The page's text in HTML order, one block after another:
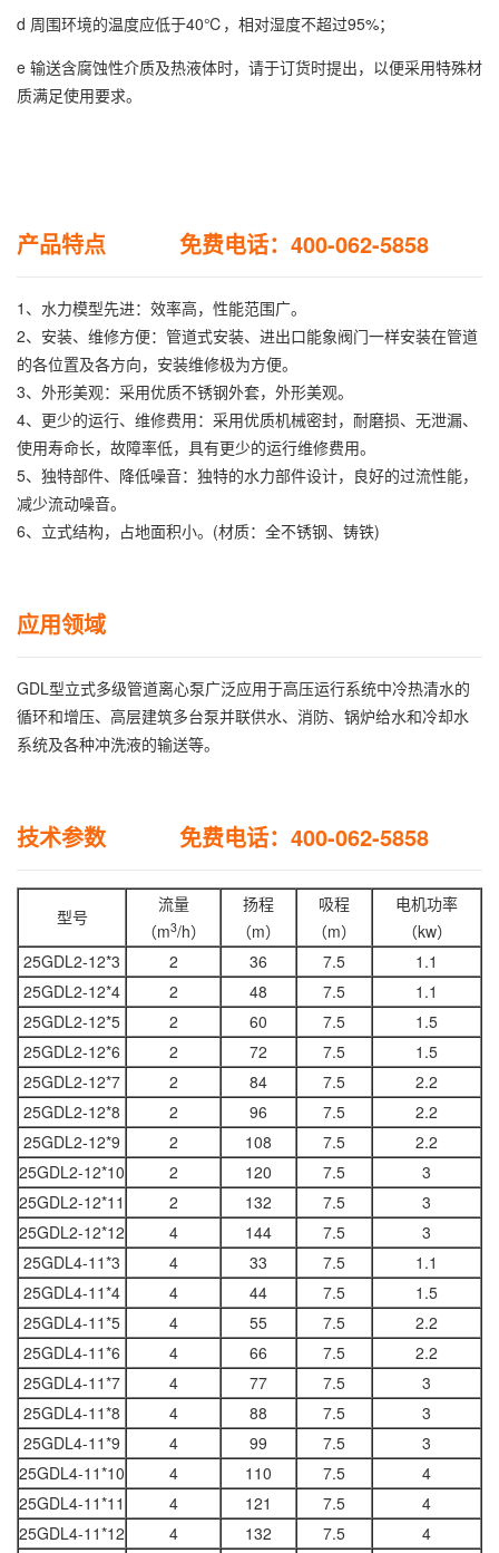
d 周围环境的温度应低于40℃，相对湿度不超过95%；
e 输送含腐蚀性介质及热液体时，请于订货时提出，以便采用特殊材
质满足使用要求。
产品特点 免费电话：400-062-5858
1、水力模型先进：效率高，性能范围广。
2、安装、维修方便：管道式安装、进出口能象阀门一样安装在管道
的各位置及各方向，安装维修极为方便。
3、外形美观：采用优质不锈钢外套，外形美观。
4、更少的运行、维修费用：采用优质机械密封，耐磨损、无泄漏、
使用寿命长，故障率低，具有更少的运行维修费用。
5、独特部件、降低噪音：独特的水力部件设计，良好的过流性能，
减少流动噪音。
6、立式结构，占地面积小。(材质：全不锈钢、铸铁)
应用领域
GDL型立式多级管道离心泵广泛应用于高压运行系统中冷热清水的
循环和增压、高层建筑多台泵并联供水、消防、锅炉给水和冷却水
系统及各种冲洗液的输送等。
技术参数 免费电话：400-062-5858
型号
流量
（m3/h）
扬程
（m）
吸程
（m）
电机功率
（kw）
25GDL2-12*3
2 36 7.5
1.1
25GDL2-12*4
2 48 7.5
1.1
25GDL2-12*5
2 60 7.5
1.5
25GDL2-12*6
2 72 7.5
1.5
25GDL2-12*7
2 84 7.5
2.2
25GDL2-12*8
2 96 7.5
2.2
25GDL2-12*9
2 108 7.5
2.2
25GDL2-12*10
2 120 7.5
3
25GDL2-12*11
2 132 7.5
3
25GDL2-12*12
4 144 7.5
3
25GDL4-11*3
4 33 7.5
1.1
25GDL4-11*4
4 44 7.5
1.5
25GDL4-11*5
4 55 7.5
2.2
25GDL4-11*6
4 66 7.5
2.2
25GDL4-11*7
4 77 7.5
3
25GDL4-11*8
4 88 7.5
3
25GDL4-11*9
4 99 7.5
3
25GDL4-11*10
4 110 7.5
4
25GDL4-11*11
4 121 7.5
4
25GDL4-11*12
4 132 7.5
4